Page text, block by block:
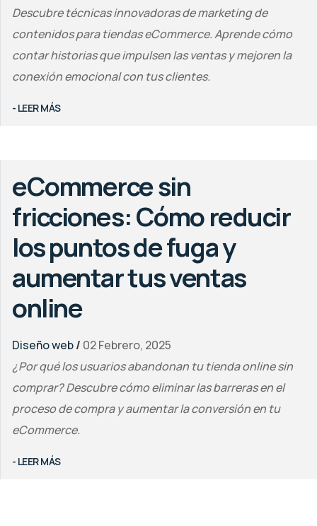
Descubre técnicas innovadoras de marketing de
contenidos para tiendas eCommerce. Aprende cómo
contar historias que impulsen las ventas y mejoren la
conexión emocional con tus clientes.
- LEER MÁS
eCommerce sin
fricciones: Cómo reducir
los puntos de fuga y
aumentar tus ventas
online
Diseño web/ 02 Febrero, 2025
¿Por qué los usuarios abandonan tu tienda online sin
comprar? Descubre cómo eliminar las barreras en el
proceso de compra y aumentar la conversión en tu
eCommerce.
- LEER MÁS